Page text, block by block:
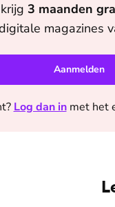
3 maanden
magazines
Aanmelden
Log dan in met het